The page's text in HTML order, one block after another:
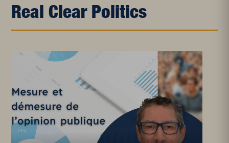
Real Clear Politics